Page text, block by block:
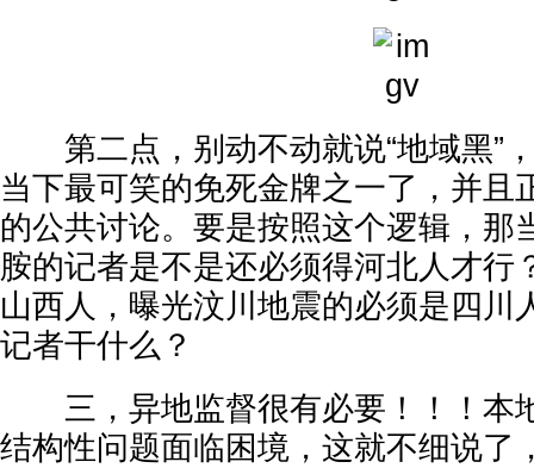
第二点，别动不动就说“地域黑”
当下最可笑的免死金牌之一了，并且
的公共讨论。要是按照这个逻辑，那
胺的记者是不是还必须得河北人才行
山西人，曝光汶川地震的必须是四川
记者干什么？
三，异地监督很有必要！！！本
结构性问题面临困境，这就不细说了